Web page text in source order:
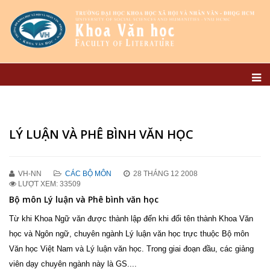
LÝ LUẬN VÀ PHÊ BÌNH VĂN HỌC
VH-NN CÁC BỘ MÔN
28 THÁNG 12 2008
LƯỢT XEM: 33509
Bộ môn Lý luận và Phê bình văn học
Từ khi Khoa Ngữ văn được thành lập đến khi đổi tên thành Khoa Văn
học và Ngôn ngữ, chuyên ngành Lý luận văn học trực thuộc Bộ môn
Văn học Việt Nam và Lý luận văn học. Trong giai đoạn đầu, các giảng
viên dạy chuyên ngành này là GS....